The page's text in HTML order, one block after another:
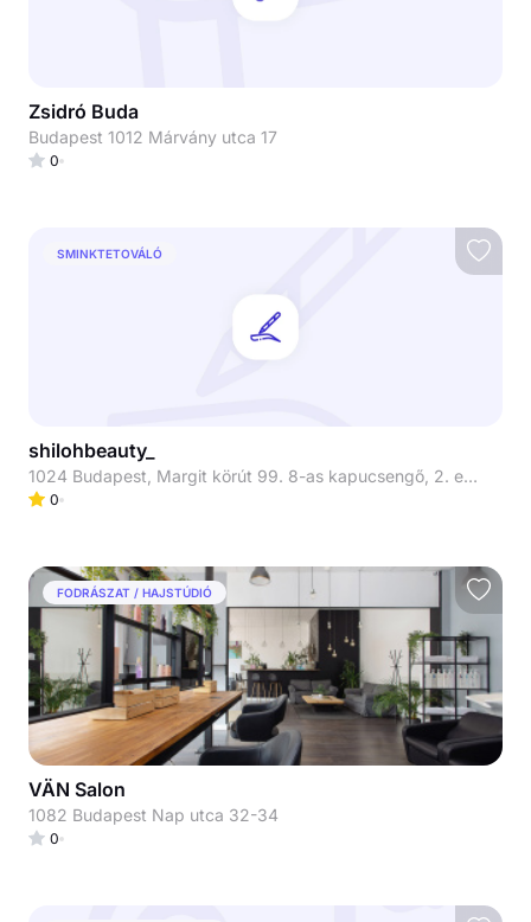
Zsidró Buda
Budapest 1012 Márvány utca 17
0
SMINKTETOVÁLÓ
shilohbeauty_
1024 Budapest, Margit körút 99. 8-as kapucsengő, 2. emelet
0
FODRÁSZAT / HAJSTÚDIÓ
VÄN Salon
1082 Budapest Nap utca 32-34
0